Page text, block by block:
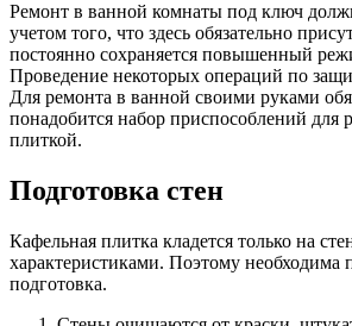
Ремонт в ванной комнаты под ключ
учетом того, что здесь обязательно
постоянно сохраняется повышенный
Проведение некоторых операций по
Для ремонта в ванной своими руками
понадобится набор приспособлений для
плиткой.
Подготовка стен
Кафельная плитка кладется только на
характеристиками. Поэтому необходима
подготовка.